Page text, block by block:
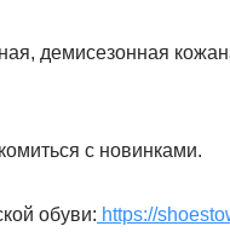
демисезонная
с новинками.
обуви: https://